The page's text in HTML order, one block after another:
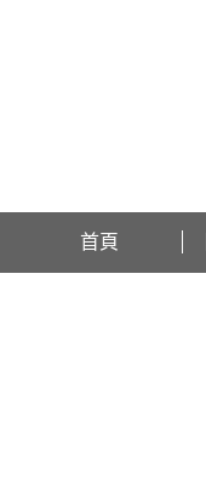
首頁